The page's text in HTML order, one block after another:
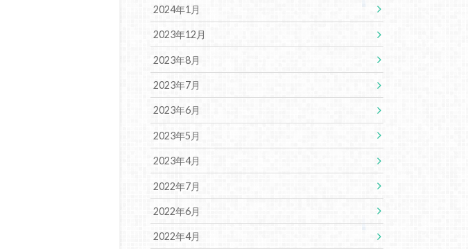
2024年1月
2023年12月
2023年8月
2023年7月
2023年6月
2023年5月
2023年4月
2022年7月
2022年6月
2022年4月